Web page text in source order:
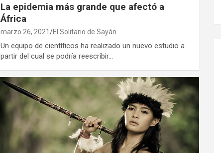
La epidemia más grande que afectó a
África
marzo 26, 2021 El Solitario de Sayán
Un equipo de científicos ha realizado un nuevo estudio a
partir del cual se podría reescribir…